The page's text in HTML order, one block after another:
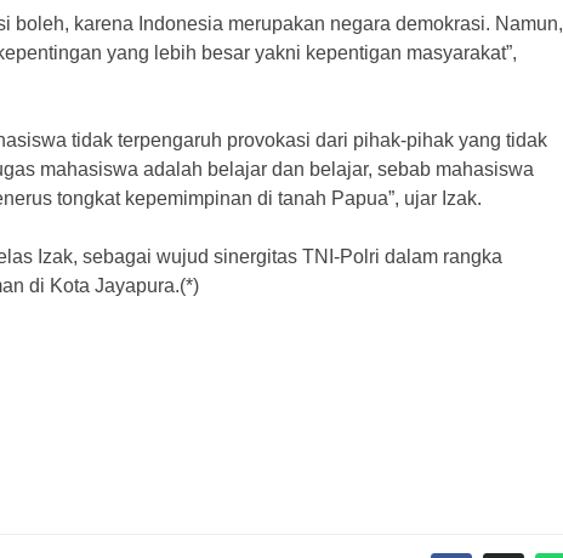
boleh, karena Indonesia merupakan negara demokrasi. Namun,
yang lebih besar yakni kepentigan masyarakat”,
tidak terpengaruh provokasi dari pihak-pihak yang tidak
mahasiswa adalah belajar dan belajar, sebab mahasiswa
tongkat kepemimpinan di tanah Papua”, ujar Izak.
Izak, sebagai wujud sinergitas TNI-Polri dalam rangka
di Kota Jayapura.(*)